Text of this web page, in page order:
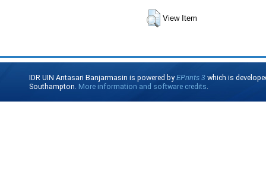
View Item
IDR UIN Antasari Banjarmasin is powered byEPrints 3 which is
Southampton. More information and software credits.